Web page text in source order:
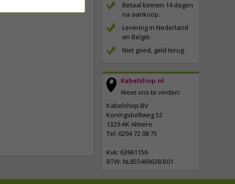
Betaal binnen 14 dagen
na aankoop.
Levering in Nederland
en België.
Niet goed, geld terug.
Kabelshop.nl
Weet ons te vinden:
Kabelshop BV
Koningsbeltweg 52
1329 AK Almere
Tel: 0294 72 08 75
Kvk: 63961156
BTW: NL855469638.B01